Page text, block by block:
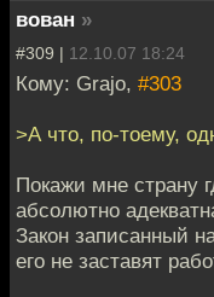
вован »
#309 | 12.10.07 18:24
Кому: Grajo, #303
>А что, по-тоему,
Покажи мне страну
абсолютно
Закон записанный
его не заставят